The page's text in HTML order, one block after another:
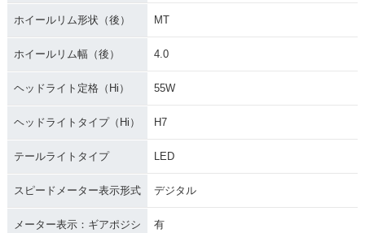
ホイールリム形状（後） MT
ホイールリム幅（後） 4.0
ヘッドライト定格（Hi） 55W
ヘッドライトタイプ（Hi） H7
テールライトタイプ LED
スピードメーター表示形式 デジタル
メーター表示：ギアポジシ
有